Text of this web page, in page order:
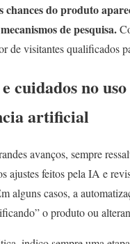
chances do produto
de pesquisa.
de visitantes qualificados
cuidados no
artificial
avanços, sempre
ajustes feitos pela IA e
alguns casos, a
o produto ou